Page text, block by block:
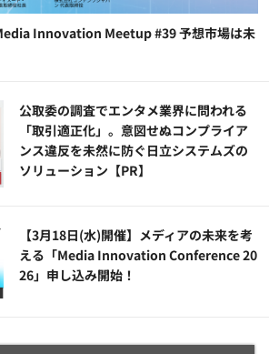
Innovation Meetup #39 予想市場は未
公​​取委の調査でエンタメ業界に問われる
「取引適正化」。意図せぬコンプライア
ンス違反を未然に防ぐ日立システムズの
ソリューション​【PR】
【3月18日(水)開催】メディアの未来を考
える「Media Innovation Conference 20
26」申し込み開始！